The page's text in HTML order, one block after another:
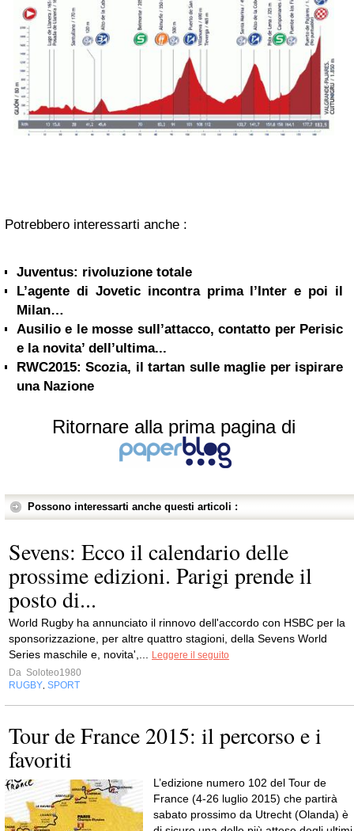
Potrebbero interessarti anche :
Juventus: rivoluzione totale
L’agente di Jovetic incontra prima l’Inter e poi il
Milan…
Ausilio e le mosse sull’attacco, contatto per Perisic
e la novita’ dell’ultima...
RWC2015: Scozia, il tartan sulle maglie per ispirare
una Nazione
Ritornare alla prima pagina di
Possono interessarti anche questi articoli :
Sevens: Ecco il calendario delle
prossime edizioni. Parigi prende il
posto di...
World Rugby ha annunciato il rinnovo dell'accordo con HSBC per la
sponsorizzazione, per altre quattro stagioni, della Sevens World
Series maschile e, novita',... Leggere il seguito
Da Soloteo1980
RUGBY, SPORT
Tour de France 2015: il percorso e i
favoriti
L’edizione numero 102 del Tour de
France (4-26 luglio 2015) che partirà
sabato prossimo da Utrecht (Olanda) è